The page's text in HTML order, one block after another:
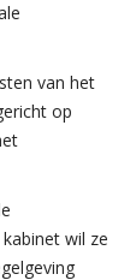
van het
op
wil ze